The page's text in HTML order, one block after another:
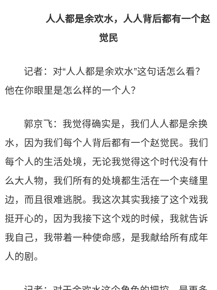
人人都是余欢水，人人背后都有一个赵
觉民
记者：对“人人都是余欢水”这句话怎么看？
他在你眼里是怎么样的一个人？
郭京飞：我觉得确实是，我们人人都是余换
水，因为我们每个人背后都有一个赵觉民。我们
每个人的生活处境，无论我觉得这个时代没有什
么大人物，我们所有的处境都生活在一个夹缝里
边，而且很难逃脱。我这次其实我接了这个戏我
挺开心的，因为我接下这个戏的时候，我就告诉
我自己，我带着一种使命感，是我献给所有成年
人的剧。